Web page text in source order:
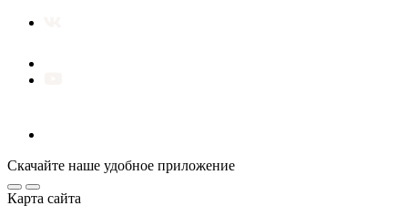
Скачайте наше удобное приложение
Карта сайта